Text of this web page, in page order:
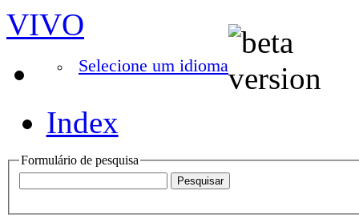
VIVO
Selecione um idioma
Index
Formulário de pesquisa